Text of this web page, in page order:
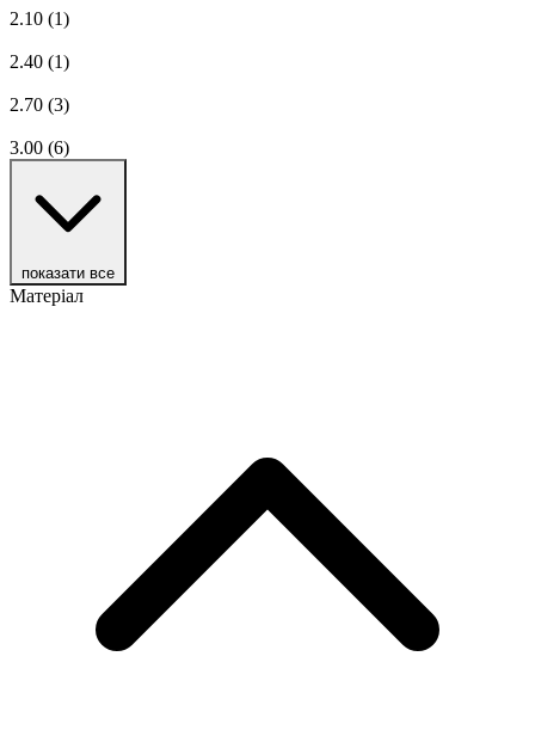
2.10 (1)
2.40 (1)
2.70 (3)
3.00 (6)
показати все
Матеріал